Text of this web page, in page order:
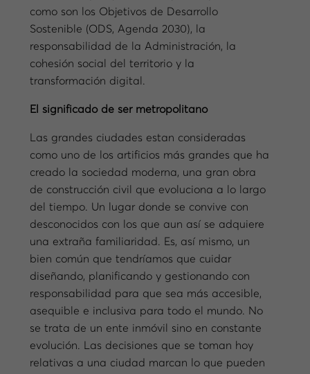
como son los Objetivos de Desarrollo
Sostenible (ODS, Agenda 2030), la
responsabilidad de la Administración, la
cohesión social del territorio y la
transformación digital.
El significado de ser metropolitano
Las grandes ciudades estan consideradas
como uno de los artificios más grandes que ha
creado la sociedad moderna, una gran obra
de construcción civil que evoluciona a lo largo
del tiempo. Un lugar donde se convive con
desconocidos con los que aun así se adquiere
una extraña familiaridad. Es, así mismo, un
bien común que tendríamos que cuidar
diseñando, planificando y gestionando con
responsabilidad para que sea más accesible,
asequible e inclusiva para todo el mundo. No
se trata de un ente inmóvil sino en constante
evolución. Las decisiones que se toman hoy
relativas a una ciudad marcan lo que pueden